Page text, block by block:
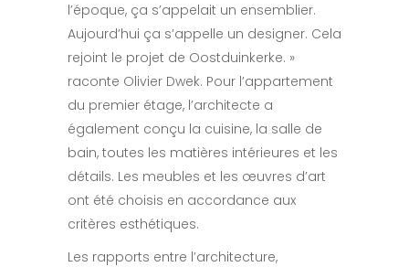
l’époque, ça s’appelait un ensemblier.
Aujourd’hui ça s’appelle un designer. Cela
rejoint le projet de Oostduinkerke. »
raconte Olivier Dwek. Pour l’appartement
du premier étage, l’architecte a
également conçu la cuisine, la salle de
bain, toutes les matières intérieures et les
détails. Les meubles et les œuvres d’art
ont été choisis en accordance aux
critères esthétiques.
Les rapports entre l’architecture,